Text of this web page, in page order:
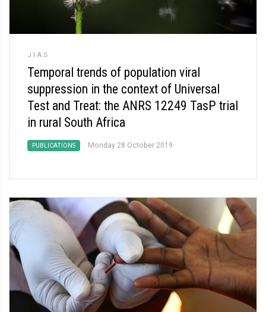
JIAS
Temporal trends of population viral
suppression in the context of Universal
Test and Treat: the ANRS 12249 TasP trial
in rural South Africa
PUBLICATIONS Monday 28 October 2019